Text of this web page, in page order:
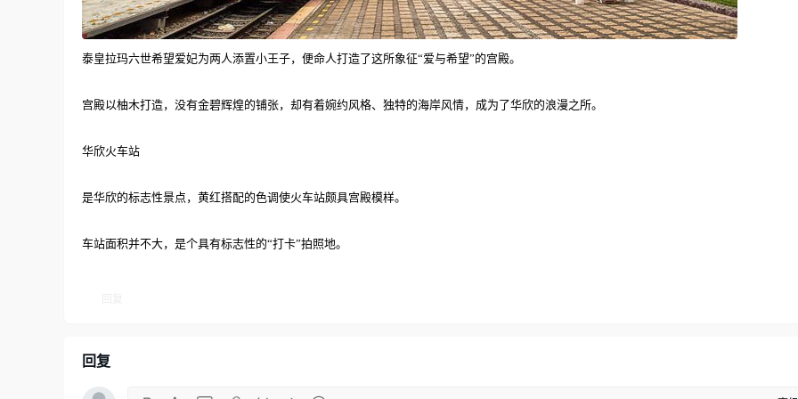
泰皇拉玛六世希望爱妃为两人添置小王子，便命人打造了这所象征“爱与希望”的宫殿。
宫殿以柚木打造，没有金碧辉煌的铺张，却有着婉约风格、独特的海岸风情，成为了华欣的浪漫之所。
华欣火车站
是华欣的标志性景点，黄红搭配的色调使火车站颇具宫殿模样。
车站面积并不大，是个具有标志性的“打卡”拍照地。
回复